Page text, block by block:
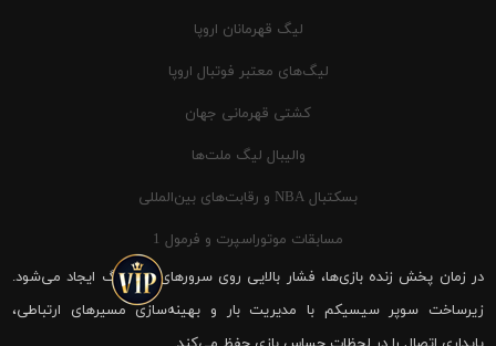
لیگ قهرمانان اروپا
لیگ‌های معتبر فوتبال اروپا
کشتی قهرمانی جهان
والیبال لیگ ملت‌ها
بسکتبال NBA و رقابت‌های بین‌المللی
مسابقات موتوراسپرت و فرمول 1
در زمان پخش زنده بازی‌ها، فشار بالایی روی سرورهای شیرینگ ایجاد می‌شود.
زیرساخت سوپر سیسیکم با مدیریت بار و بهینه‌سازی مسیرهای ارتباطی،